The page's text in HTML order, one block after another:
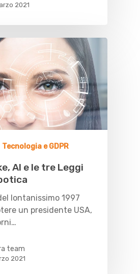
2021
Tecnologia e GDPR
AI e le tre Leggi
lontanissimo 1997
un presidente USA,
team
2021